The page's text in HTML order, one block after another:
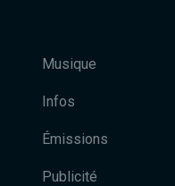
Musique
Infos
Émissions
Publicité